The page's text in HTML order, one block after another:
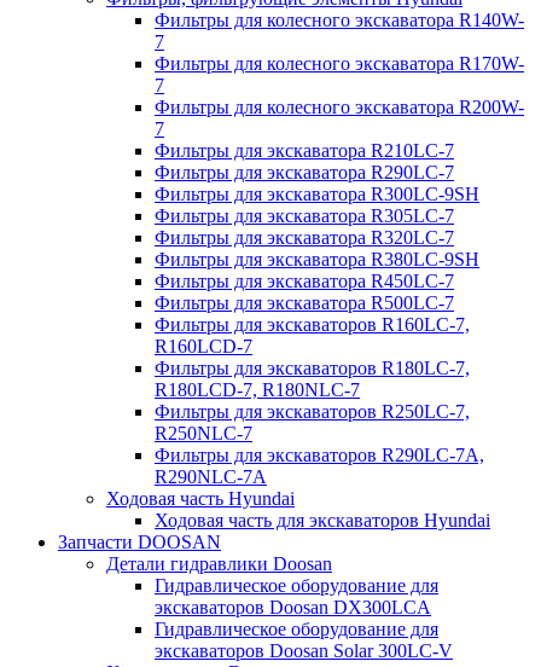
Фильтры для колесного экскаватора R140W-
7
Фильтры для колесного экскаватора R170W-
7
Фильтры для колесного экскаватора R200W-
7
Фильтры для экскаватора R210LC-7
Фильтры для экскаватора R290LC-7
Фильтры для экскаватора R300LC-9SH
Фильтры для экскаватора R305LC-7
Фильтры для экскаватора R320LC-7
Фильтры для экскаватора R380LC-9SH
Фильтры для экскаватора R450LC-7
Фильтры для экскаватора R500LC-7
Фильтры для экскаваторов R160LC-7,
R160LCD-7
Фильтры для экскаваторов R180LC-7,
R180LCD-7, R180NLC-7
Фильтры для экскаваторов R250LC-7,
R250NLC-7
Фильтры для экскаваторов R290LC-7A,
R290NLC-7A
Ходовая часть Hyundai
Ходовая часть для экскаваторов Hyundai
Запчасти DOOSAN
Детали гидравлики Doosan
Гидравлическое оборудование для
экскаваторов Doosan DX300LCA
Гидравлическое оборудование для
экскаваторов Doosan Solar 300LC-V